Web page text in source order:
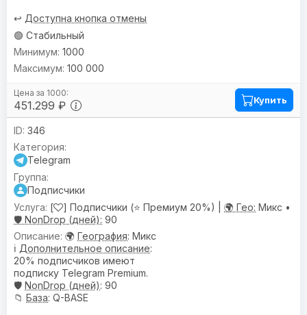
↩️ Доступна кнопка отмены
🟢 Стабильный
451.299 ₽
1000
100 000
Купить
346
Telegram
Подписчики
[
] Подписчики (⭐ Премиум 20%) | 🌍 Гео: Микс •
🛡️ NonDrop (дней): 90
🌍 География: Микс
ℹ️ Дополнительное описание:
20% подписчиков имеют
подписку Telegram Premium.
🛡️ NonDrop (дней): 90
📁 База: Q-BASE